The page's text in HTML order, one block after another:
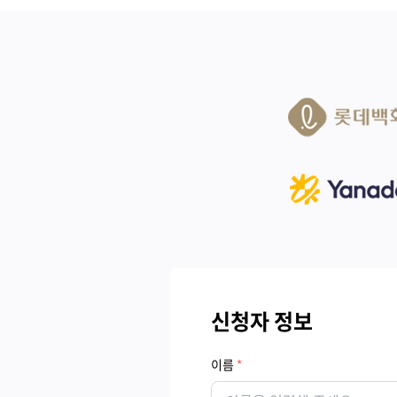
신청자 정보
이름